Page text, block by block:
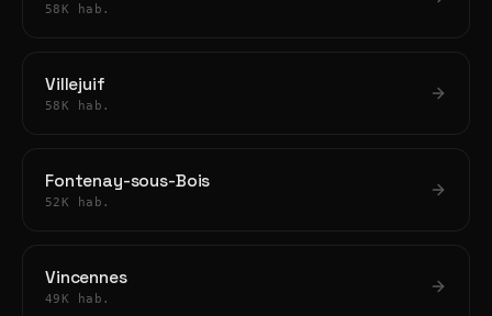
58K hab.
Villejuif
58K hab.
Fontenay-sous-Bois
52K hab.
Vincennes
49K hab.